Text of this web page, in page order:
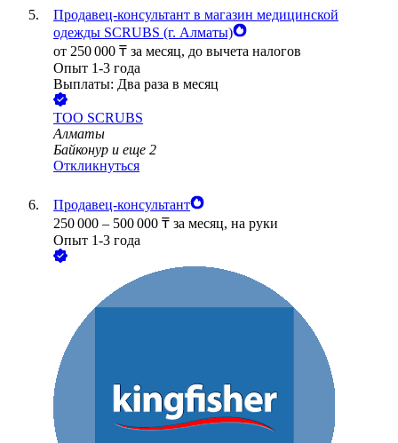
Продавец-консультант в магазин медицинской
одежды SCRUBS (г. Алматы)
от 250 000 ₸ за месяц, до вычета налогов
Опыт 1-3 года
Выплаты: Два раза в месяц
ТОО SCRUBS
Алматы
Байконур и еще 2
Откликнуться
Продавец-консультант
250 000 – 500 000 ₸ за месяц, на руки
Опыт 1-3 года